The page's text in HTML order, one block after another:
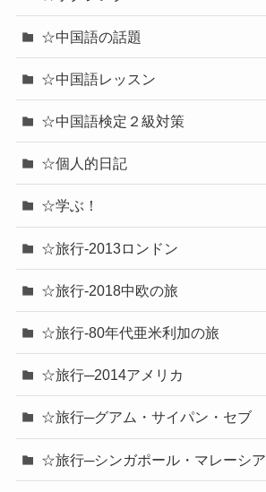
☆中国語の話題
☆中国語レッスン
☆中国語検定２級対策
☆個人的日記
☆学ぶ！
☆旅行-2013ロンドン
☆旅行-2018中欧の旅
☆旅行-80年代亜米利加の旅
☆旅行─2014アメリカ
☆旅行─グアム・サイパン・セブ
☆旅行─シンガポール・マレーシア